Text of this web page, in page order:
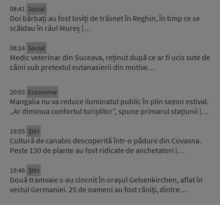
08:41 Social
Doi bărbați au fost loviți de trăsnet în Reghin, în timp ce se
scăldau în râul Mureș |…
08:24 Social
Medic veterinar din Suceava, reținut după ce ar fi ucis sute de
câini sub pretextul eutanasierii din motive…
20:03 Economie
Mangalia nu va reduce iluminatul public în plin sezon estival.
„Ar diminua confortul turiștilor”, spune primarul stațiunii |…
19:55 Știri
Cultură de canabis descoperită într-o pădure din Covasna.
Peste 130 de plante au fost ridicate de anchetatori |…
19:46 Știri
Două tramvaie s-au ciocnit în orașul Gelsenkirchen, aflat în
vestul Germaniei. 25 de oameni au fost răniți, dintre…